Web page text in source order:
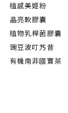
植感美姬粉
晶亮軟膠囊
植物乳桿菌膠囊
豌豆波叮艿昔
有機南非國寶茶